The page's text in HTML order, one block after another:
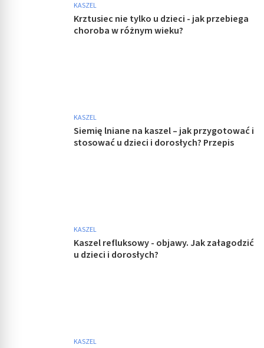
KASZEL
Krztusiec nie tylko u dzieci - jak przebiega
choroba w różnym wieku?
KASZEL
Siemię lniane na kaszel – jak przygotować i
stosować u dzieci i dorosłych? Przepis
KASZEL
Kaszel refluksowy - objawy. Jak załagodzić
u dzieci i dorosłych?
KASZEL